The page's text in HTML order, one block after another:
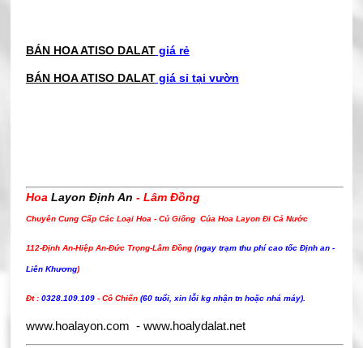
BÁN HOA ATISO DALATgiá rẻ
BÁN HOA ATISO DALATgiá sỉ tại vườn
Hoa Layon Định An - Lâm Đồng
Chuyên Cung Cấp Các Loại Hoa - Củ Giống Của Hoa Layon Đi Cả Nước
112-Định An-Hiệp An-Đức Trọng-Lâm Đồng (ngay trạm thu phí cao tốc Định an -
Liên Khương)
Đt : 0328.109.109- Cô Chiến (60 tuổi, xin lỗi kg nhận tn hoặc nhá máy).
www.hoalayon.com - www.hoalydalat.net